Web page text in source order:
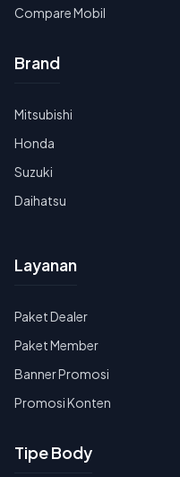
Compare Mobil
Brand
Mitsubishi
Honda
Suzuki
Daihatsu
Layanan
Paket Dealer
Paket Member
Banner Promosi
Promosi Konten
Tipe Body